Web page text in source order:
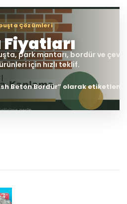
Beton Bordür” olarak etiketlendi